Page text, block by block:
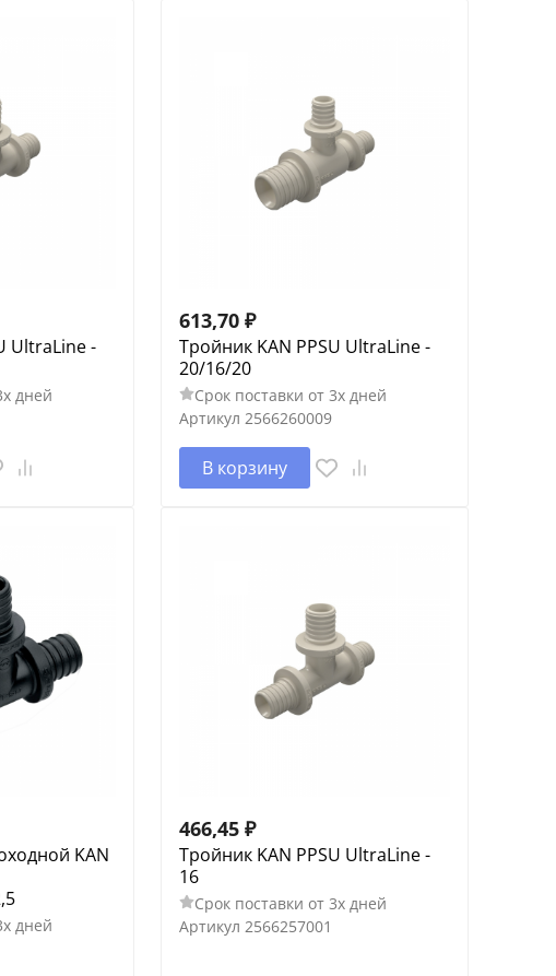
UltraLine -
дней
613,70 ₽
Тройник KAN PPSU UltraLine -
20/16/20
Срок поставки от 3х дней
Артикул 2566260009
В корзину
KAN
дней
466,45 ₽
Тройник KAN PPSU UltraLine -
16
Срок поставки от 3х дней
Артикул 2566257001